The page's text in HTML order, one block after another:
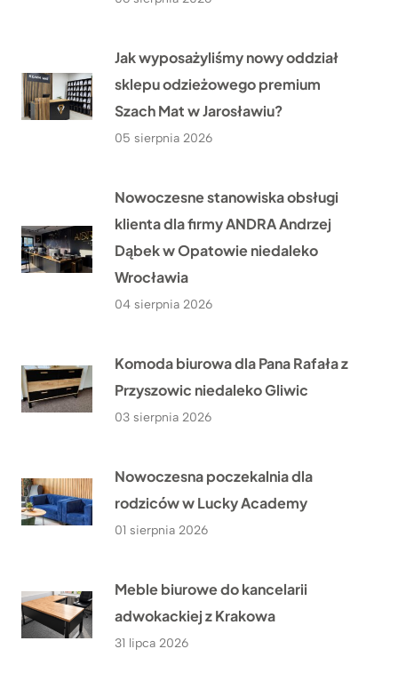
Jak wyposażyliśmy nowy oddział
sklepu odzieżowego premium
Szach Mat w Jarosławiu?
05 sierpnia 2026
Nowoczesne stanowiska obsługi
klienta dla firmy ANDRA Andrzej
Dąbek w Opatowie niedaleko
Wrocławia
04 sierpnia 2026
Komoda biurowa dla Pana Rafała z
Przyszowic niedaleko Gliwic
03 sierpnia 2026
Nowoczesna poczekalnia dla
rodziców w Lucky Academy
01 sierpnia 2026
Meble biurowe do kancelarii
adwokackiej z Krakowa
31 lipca 2026